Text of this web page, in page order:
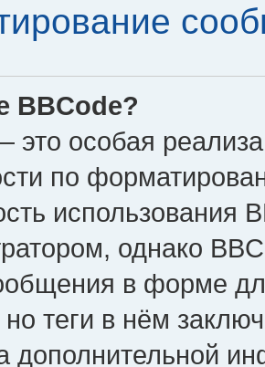
BBCode?
это особая
по
использования
однако
в форме
теги в нём
дополнительной